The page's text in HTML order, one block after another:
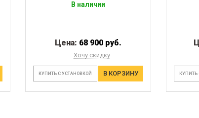
В наличии
Цена: 68 900 руб.
Хочу скидку
КУПИТЬ С УСТАНОВКОЙ В КОРЗИНУ КУПИТЬ